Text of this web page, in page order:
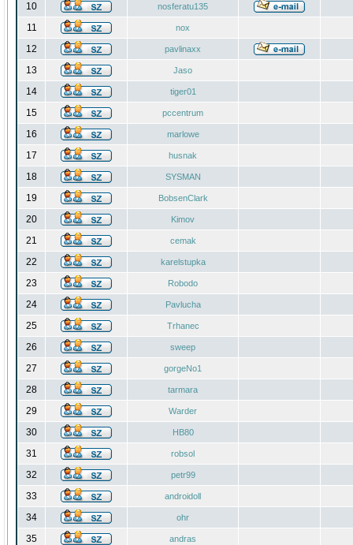
10 nosferatu135
11 nox
12 pavlinaxx
13 Jaso
14 tiger01
15 pccentrum
16 marlowe
17 husnak
18 SYSMAN
19 BobsenClark
20 Kimov
21 cemak
22 karelstupka
23 Robodo
24 Pavlucha
25 Trhanec
26 sweep
27 gorgeNo1
28 tarmara
29 Warder
30 HB80
31 robsol
32 petr99
33 androidoll
34 ohr
35 andras